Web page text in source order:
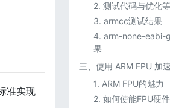
准实现
2. 测试代码与优化
3. armcc测试结果
4. arm-none-eabi-
果
三、使用 ARM FPU 加
1. ARM FPU的魅力
2. 如何使能FPU硬件